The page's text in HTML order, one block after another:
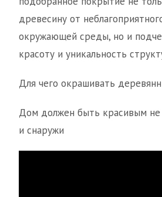
древесину от
окружающей среды, но и
красоту и уникальность
Для чего окрашивать
Дом должен быть красивым не
и снаружи